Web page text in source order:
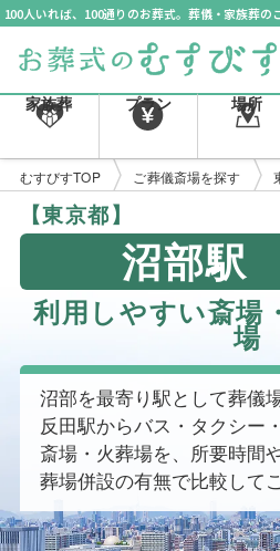
100人いれば、100通りのお葬式。葬儀・家族葬の
家族葬 プラン 場所
むすびすTOP ご葬儀斎場を探す
【東京都】
沼部駅
利用しやすい斎場
場
沼部を最寄り駅として葬儀
反田駅からバス・タクシー
斎場・火葬場を、所要時間
葬場併設の有無で比較して